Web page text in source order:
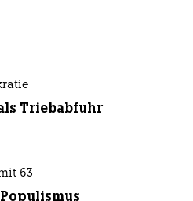
Triebabfuhr
63